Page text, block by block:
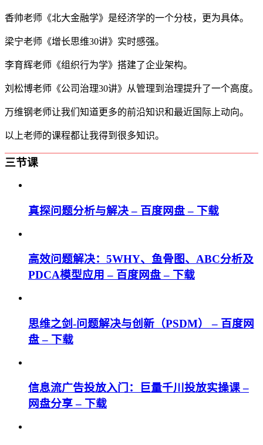
香帅老师《北大金融学》是经济学的一个分枝，更为具体。
梁宁老师《增长思维30讲》实时感强。
李育辉老师《组织行为学》搭建了企业架构。
刘松博老师《公司治理30讲》从管理到治理提升了一个高度。
万维钢老师让我们知道更多的前沿知识和最近国际上动向。
以上老师的课程都让我得到很多知识。
三节课
真探问题分析与解决 – 百度网盘 – 下载
高效问题解决：5WHY、鱼骨图、ABC分析及
PDCA模型应用 – 百度网盘 – 下载
思维之剑-问题解决与创新（PSDM） – 百度网
盘 – 下载
信息流广告投放入门：巨量千川投放实操课 –
网盘分享 – 下载